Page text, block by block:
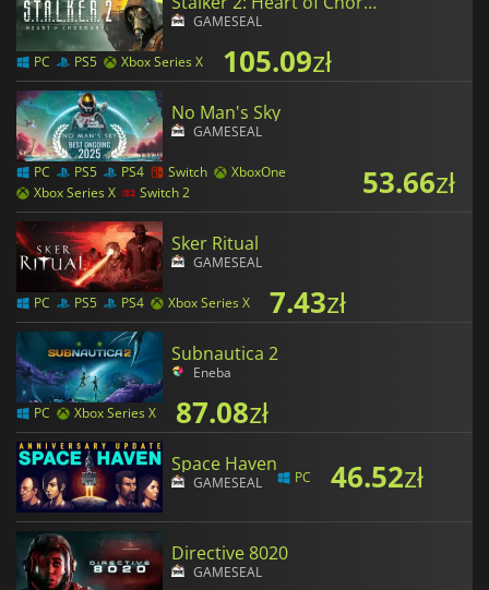
GAMESEAL
PC PS5 Xbox Series X 105.09zł
No Man's Sky
GAMESEAL
PC PS5 PS4 Switch
XboxOne
Xbox Series X
Switch 2 53.66zł
Sker Ritual
GAMESEAL
PC PS5 PS4 Xbox Series X 7.43zł
Subnautica 2
Eneba
PC Xbox Series X 87.08zł
Space Haven
GAMESEAL PC 46.52zł
Directive 8020
GAMESEAL